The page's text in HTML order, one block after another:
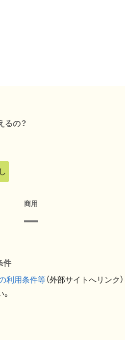
るの？
商用
件
利用条件等（外部サイトへリンク